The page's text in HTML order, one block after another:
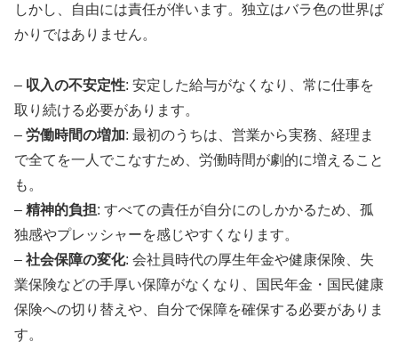
しかし、自由には責任が伴います。独立はバラ色の世界ば
かりではありません。
– 収入の不安定性: 安定した給与がなくなり、常に仕事を
取り続ける必要があります。
– 労働時間の増加: 最初のうちは、営業から実務、経理ま
で全てを一人でこなすため、労働時間が劇的に増えること
も。
– 精神的負担: すべての責任が自分にのしかかるため、孤
独感やプレッシャーを感じやすくなります。
– 社会保障の変化: 会社員時代の厚生年金や健康保険、失
業保険などの手厚い保障がなくなり、国民年金・国民健康
保険への切り替えや、自分で保障を確保する必要がありま
す。